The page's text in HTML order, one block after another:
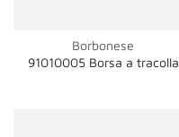
Borbonese
91010005 Borsa a tracolla